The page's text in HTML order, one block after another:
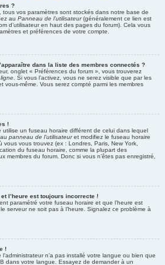
?
tous vos paramètres sont stockés dans notre base de
au Panneau de l’utilisateur(généralement ce lien est
d’utilisateur en haut des pages du forum). Cela vous
et préférences de votre compte.
dans la liste des membres connectés ?
onglet « Préférences du forum », vous trouverez
. Si vous l’activez, vous ne serez visible que par les
vous-même. Vous serez compté parmi les membres
!
utilise un fuseau horaire différent de celui dans lequel
panneau de l’utilisateuret modifiez le fuseau horaire
vous vous trouvez (ex : Londres, Paris, New York,
du fuseau horaire, comme la plupart des
membres du forum. Donc si vous n’êtes pas enregistré,
l’heure est toujours incorrecte !
paramétré votre fuseau horaire et que l’heure est
serveur ne soit pas à l’heure. Signalez ce problème à
!
n’a pas installé votre langue ou bien que
dans votre langue. Essayez de demander à un